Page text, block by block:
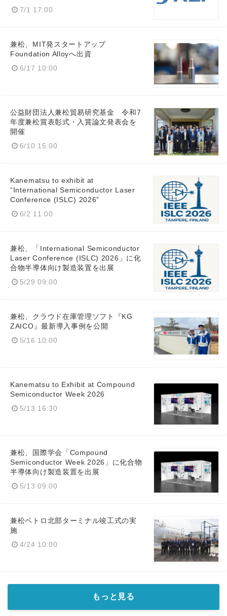
7/1 17:00
兼松、MIT発スタートアップ
Foundation Alloyへ出資
6/17 10:00
公益財団法人兼松貿易研究基金 令和7
年度兼松賞表彰式・入賞論文発表会を
開催
6/10 15:00
Kanematsu to exhibit at
“International Semiconductor Laser
Conference (ISLC) 2026”
6/2 11:00
兼松、「International Semiconductor
Laser Conference (ISLC) 2026」に化
合物半導体向け製造装置を出展
5/29 09:00
兼松、クラウド在庫管理ソフト『KG
ZAICO』最新導入事例を公開
5/16 10:00
Kanematsu to Exhibit at Compound
Semiconductor Week 2026
5/13 16:30
兼松、国際学会「Compound
Semiconductor Week 2026」に化合物
半導体向け製造装置を出展
5/13 09:00
兼松ペトロ北部ターミナル竣工式の実
施
4/24 10:00
もっと見る